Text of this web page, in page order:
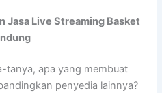
Jasa Live Streaming Basket
tanya, apa yang membuat
penyedia lainnya?